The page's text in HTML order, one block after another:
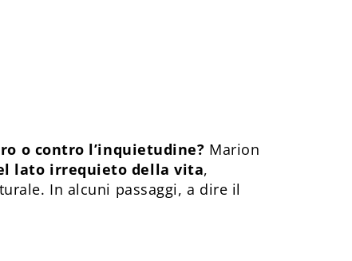
o contro l’inquietudine? Marion
lato irrequieto della vita,
In alcuni passaggi, a dire il